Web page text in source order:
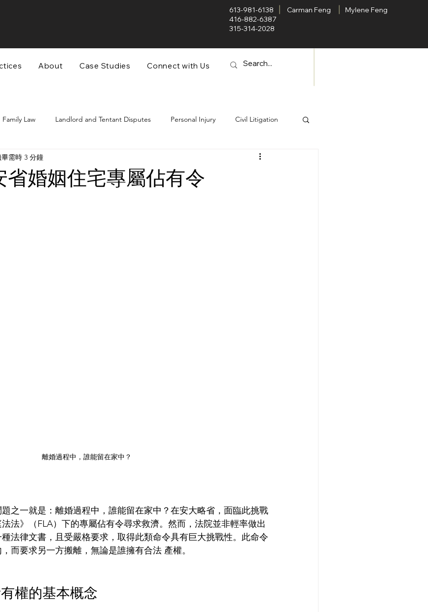
613-981-6138
416-882-6387
315-314-2028
Carman Feng Mylene Feng
About Case Studies Connect with Us
Family Law Landlord and Tentant Disputes Personal Injury Civil Litigation
Wills and Estates Law
省婚姻住宅專屬佔有令
需時 3 分鐘
離婚過程中，誰能留在家中？
之一就是：離婚過程中，誰能留在家中？在安大略省，面臨此挑戰
法》（FLA）下的專屬佔有令尋求救濟。然而，法院並非輕率做出
法律文書，且受嚴格要求，取得此類命令具有巨大挑戰性。此命令
而要求另一方搬離，無論是誰擁有合法 產權。
權的基本概念